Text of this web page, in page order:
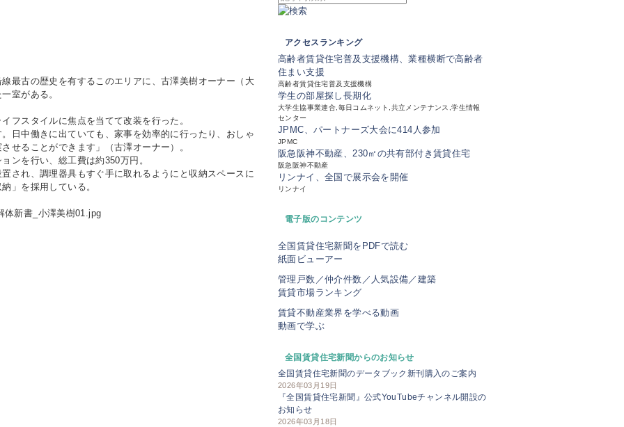
最古の歴史を有するこのエリアに、古澤美樹オーナー（大
室がある。
フスタイルに焦点を当てて改装を行った。
日中働きに出ていても、家事を効率的に行ったり、おしゃ
せることができます」（古澤オーナー）。
ンを行い、総工費は約350万円。
され、調理器具もすぐ手に取れるようにと収納スペースに
」を採用している。
アクセスランキング
高齢者賃貸住宅普及支援機構、業種横断で高齢者
住まい支援
高齢者賃貸住宅普及支援機構
学生の部屋探し長期化
大学生協事業連合,毎日コムネット,共立メンテナンス,学生情報
センター
JPMC、パートナーズ大会に414人参加
JPMC
阪急阪神不動産、230㎡の共有部付き賃貸住宅
阪急阪神不動産
リンナイ、全国で展示会を開催
リンナイ
電子版のコンテンツ
全国賃貸住宅新聞をPDFで読む
紙面ビューアー
管理戸数／仲介件数／人気設備／建築
賃貸市場ランキング
賃貸不動産業界を学べる動画
動画で学ぶ
全国賃貸住宅新聞からのお知らせ
全国賃貸住宅新聞のデータブック新刊購入のご案内
2026年03月19日
『全国賃貸住宅新聞』公式YouTubeチャンネル開設の
お知らせ
2026年03月18日